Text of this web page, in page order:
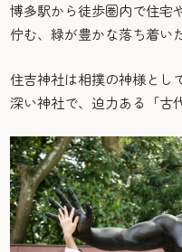
博多駅から徒歩圏内で住宅
佇む、緑が豊かな落ち着い
住吉神社は相撲の神様とし
深い神社で、迫力ある「古